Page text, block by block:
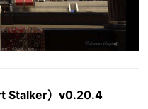
Stalker）v0.20.4